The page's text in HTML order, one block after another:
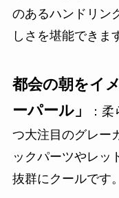
のあるハンドリン
しさを堪能できま
都会の朝をイ
ーパール」
：
つ大注目のグレー
ックパーツやレッ
抜群にクールです。